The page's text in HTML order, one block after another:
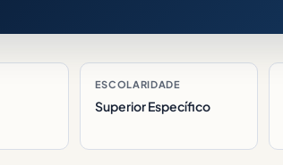
ESCOLARIDADE
Superior Específico